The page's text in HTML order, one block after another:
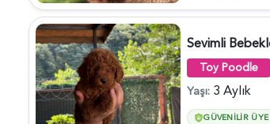
Toy Poodle
Yaşı: 3 Aylık
GÜVENILIR ÜYE